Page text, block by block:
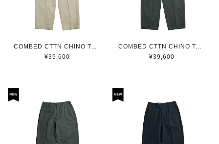
COMBED CTTN CHINO TAPERED BAGGY PT / コーマ綿チノテーパードバギーパンツ(BEIGE)
¥39,600
COMBED CTTN CHINO TAPERED BAGGY PT / コーマ綿チノテーパードバギーパンツ(KHAKI)
¥39,600